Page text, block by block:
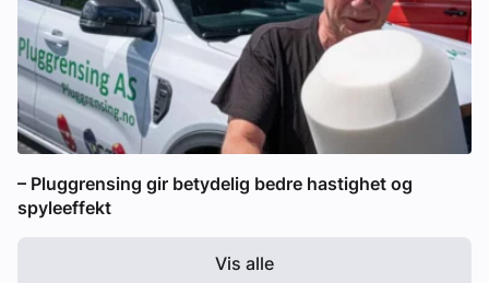
– Pluggrensing gir betydelig bedre hastighet og
spyleeffekt
Vis alle